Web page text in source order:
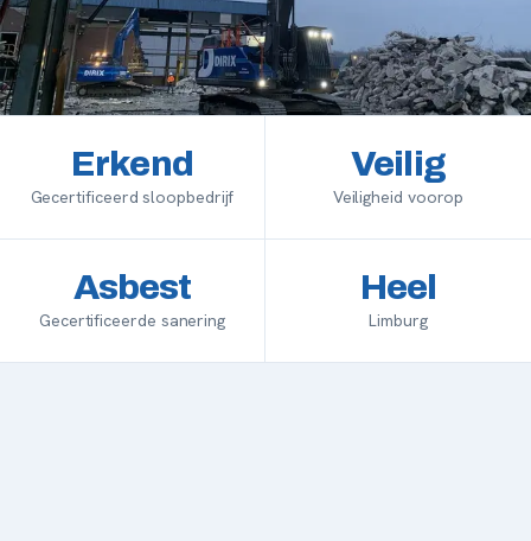
Erkend
Gecertificeerd sloopbedrijf
Veilig
Veiligheid voorop
Asbest
Gecertificeerde sanering
Heel
Limburg